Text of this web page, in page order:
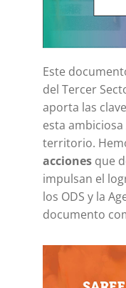
Este
del Tercer
aporta las
esta
territorio.
acciones que
impulsan el
los ODS y la
documento